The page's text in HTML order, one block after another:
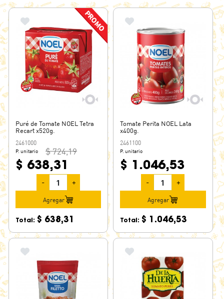
LA MINUCHA
MAROLIO
MOLTO
NOEL
SALSATI
Puré de Tomate NOEL Tetra
Recart x520g.
2461000
P. unitario $ 724,19
$ 638,31
- +
Agregar
Total: $ 638,31
Tomate Perita NOEL Lata
x400g.
2461100
P. unitario
$ 1.046,53
- +
Agregar
Total: $ 1.046,53